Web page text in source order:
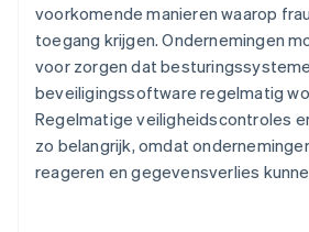
voorkomende manieren waarop
toegang krijgen. Ondernemingen
voor zorgen dat
beveiligingssoftware regelmatig
Regelmatige veiligheidscontroles
zo belangrijk, omdat
reageren en gegevensverlies